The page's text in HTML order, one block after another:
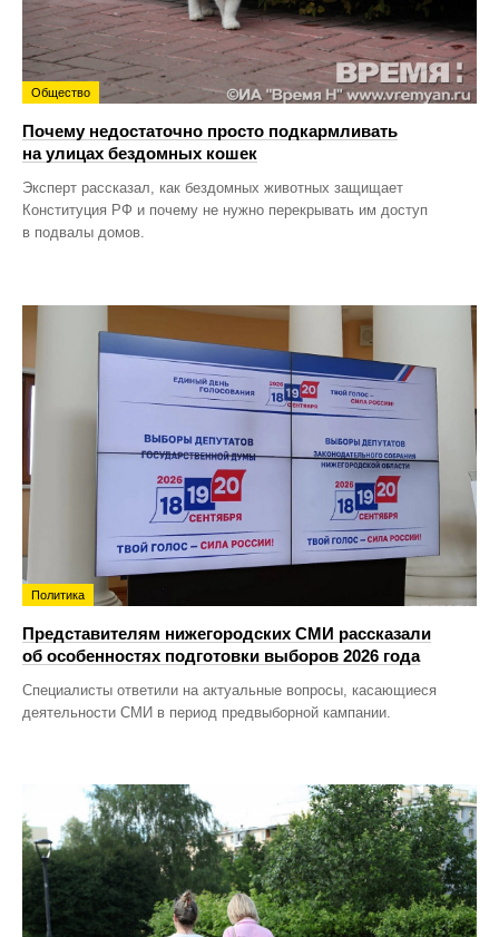
Общество
Почему недостаточно просто подкармливать
на улицах бездомных кошек
Эксперт рассказал, как бездомных животных защищает
Конституция РФ и почему не нужно перекрывать им доступ
в подвалы домов.
Политика
Представителям нижегородских СМИ рассказали
об особенностях подготовки выборов 2026 года
Специалисты ответили на актуальные вопросы, касающиеся
деятельности СМИ в период предвыборной кампании.